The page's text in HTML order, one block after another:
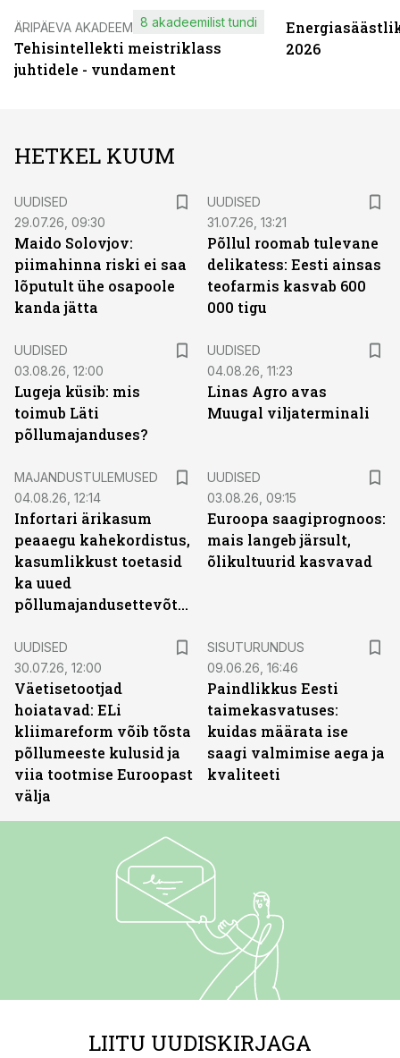
ÄRIPÄEVA AKADEEMIA
Tehisintellekti meistriklass
juhtidele - vundament
8 akadeemilist tundi
2026
HETKEL KUUM
UUDISED
29.07.26, 09:30
Maido Solovjov:
piimahinna riski ei saa
lõputult ühe osapoole
kanda jätta
UUDISED
31.07.26, 13:21
Põllul roomab tulevane
delikatess: Eesti ainsas
teofarmis kasvab 600
000 tigu
UUDISED
03.08.26, 12:00
Lugeja küsib: mis
toimub Läti
põllumajanduses?
UUDISED
04.08.26, 11:23
Linas Agro avas
Muugal viljaterminali
MAJANDUSTULEMUSED
04.08.26, 12:14
Infortari ärikasum
peaaegu kahekordistus,
kasumlikkust toetasid
ka uued
põllumajandusettevõtted
UUDISED
03.08.26, 09:15
Euroopa saagiprognoos:
mais langeb järsult,
õlikultuurid kasvavad
UUDISED
30.07.26, 12:00
Väetisetootjad
hoiatavad: ELi
kliimareform võib tõsta
põllumeeste kulusid ja
viia tootmise Euroopast
välja
SISUTURUNDUS
09.06.26, 16:46
Paindlikkus Eesti
taimekasvatuses:
kuidas määrata ise
saagi valmimise aega ja
kvaliteeti
LIITU UUDISKIRJAGA